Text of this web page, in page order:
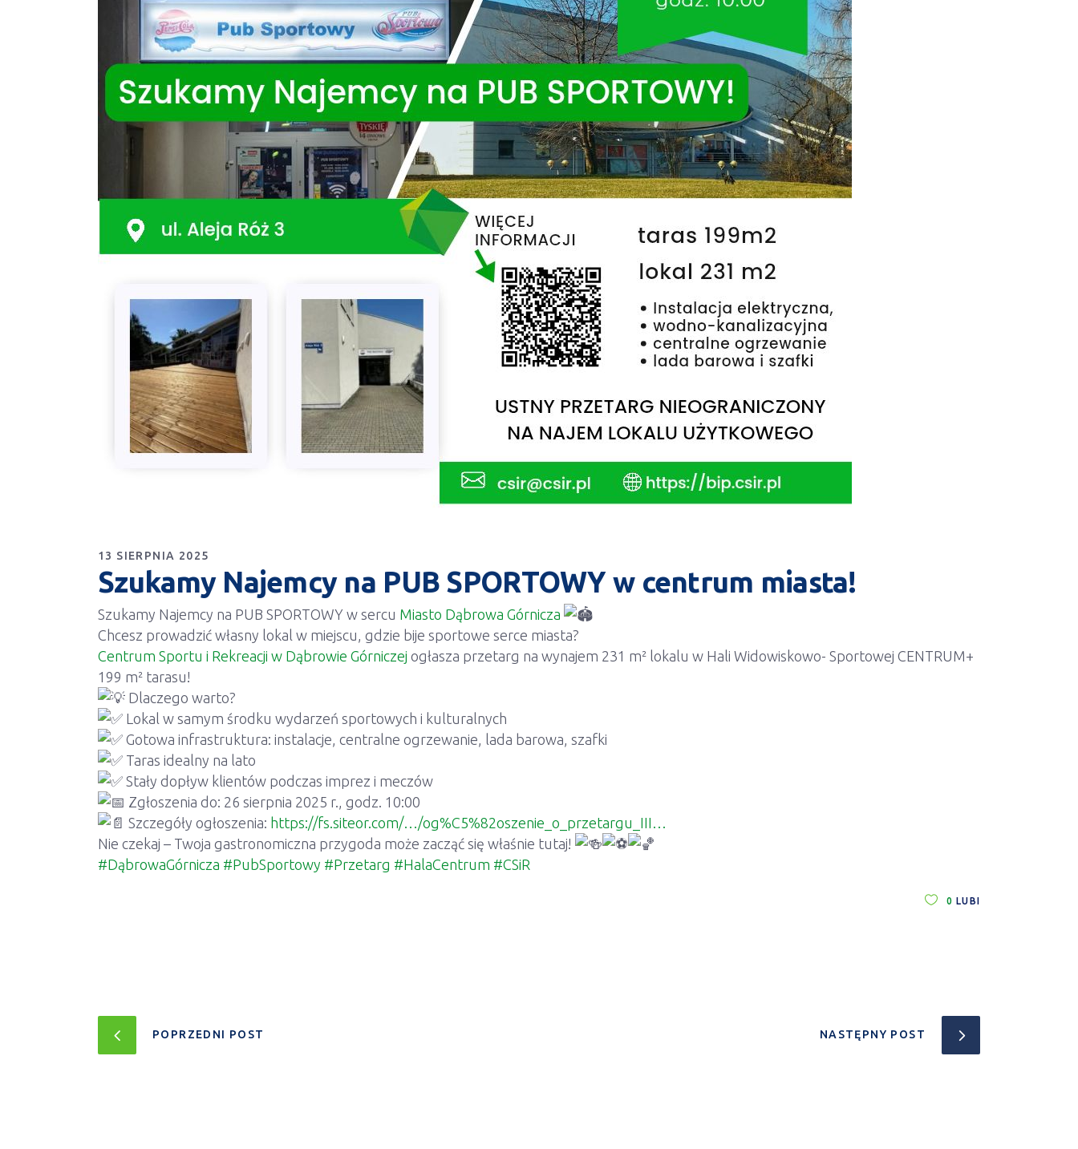
13 SIERPNIA 2025
Szukamy Najemcy na PUB SPORTOWY w centrum miasta!
Szukamy Najemcy na PUB SPORTOWY w sercu Miasto Dąbrowa Górnicza
Chcesz prowadzić własny lokal w miejscu, gdzie bije sportowe serce miasta?
Centrum Sportu i Rekreacji w Dąbrowie Górniczej ogłasza przetarg na wynajem 231 m² lokalu w Hali Widowiskowo- Sportowej CENTRUM+
199 m² tarasu!
Dlaczego warto?
Lokal w samym środku wydarzeń sportowych i kulturalnych
Gotowa infrastruktura: instalacje, centralne ogrzewanie, lada barowa, szafki
Taras idealny na lato
Stały dopływ klientów podczas imprez i meczów
Zgłoszenia do: 26 sierpnia 2025 r., godz. 10:00
Szczegóły ogłoszenia: https://fs.siteor.com/…/og%C5%82oszenie_o_przetargu_III…
Nie czekaj – Twoja gastronomiczna przygoda może zacząć się właśnie tutaj!
#DąbrowaGórnicza #PubSportowy #Przetarg #HalaCentrum #CSiR
0 LUBI
POPRZEDNI POST NASTĘPNY POST